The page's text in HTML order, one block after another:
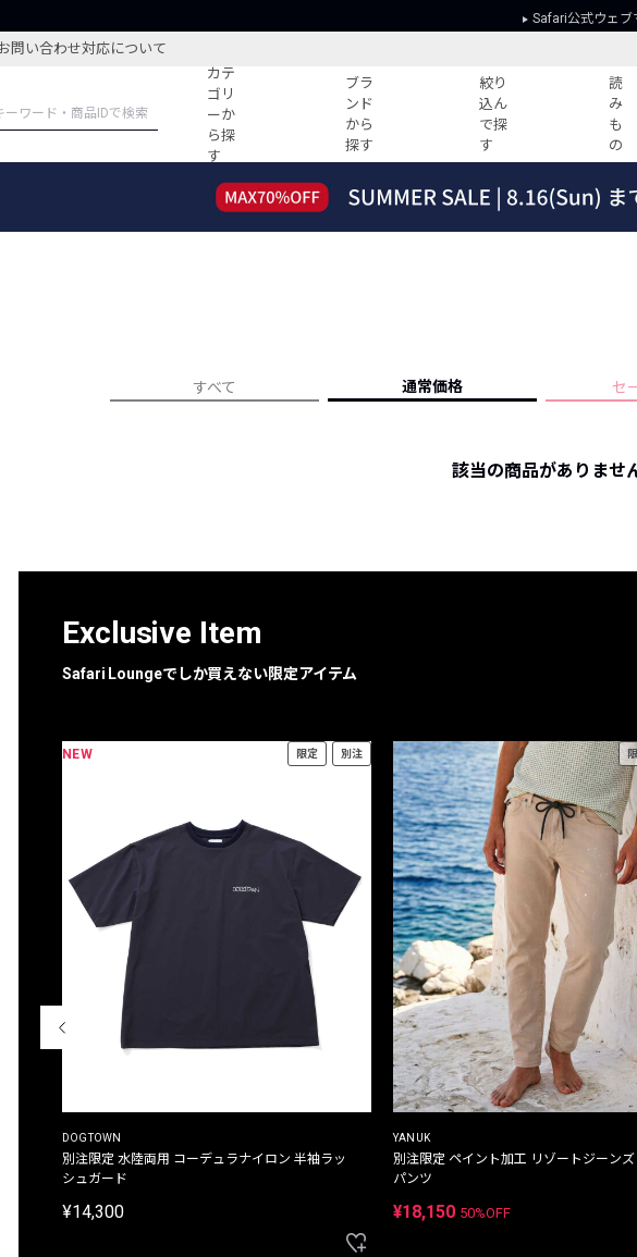
Safari公式ウェブ
問い合わせ対応について
カテ
ゴリ
ーか
ら探
す
ブラ
ンド
から
探す
絞り
込ん
で探
す
読
み
も
の
すべての記事
人気記事ランキング
フォーカスブランド
プライ
すべて 通常価格 セ
該当の商品がありませ
Exclusive Item
Safari Loungeでしか買えない限定アイテム
NEW 限定 別注
DOGTOWN
別注限定 水陸両用 コーデュラナイロン 半袖ラッ
シュガード
¥14,300
YANUK
別注限定 ペイント加工 リゾートジーンズ
パンツ
¥18,150 50%OFF